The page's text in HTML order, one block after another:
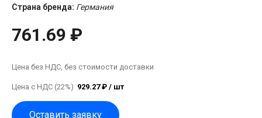
Страна бренда: Германия
761.69 ₽
Цена без НДС, без стоимости доставки
Цена с НДС (22%) 929.27 ₽ / шт
Оставить заявку